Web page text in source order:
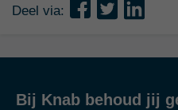
Deel via:
Bij Knab behoud jij